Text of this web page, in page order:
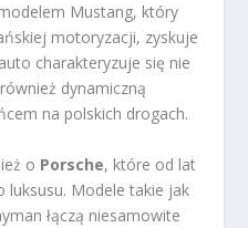
Mustang, który
motoryzacji, zyskuje
charakteryzuje się nie
dynamiczną
na polskich drogach.
o Porsche, które od lat
Modele takie jak
łączą niesamowite